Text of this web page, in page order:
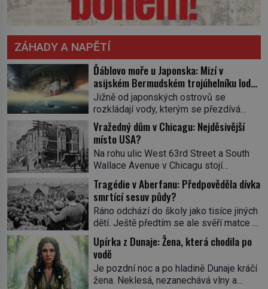
ZÁHADY A NAPĚTÍ
Ďáblovo moře u Japonska: Mizí v
asijském Bermudském trojúhelníku lodě
ve spárech neznámé síly?
Jižně od japonských ostrovů se
rozkládají vody, kterým se přezdívá
Ďáblovo moře. Vypráví se o lodích
mizejících beze stopy, podivných
světlech, zrádných proudech i mořských
dracích, kteří měli tyto končiny střežit už
v dávných legendách. Je tichomořský
Dračí trojúhelník skutečně prokletým
místem, nebo se zde jen nebezpečná
příroda proměnila v jednu z
nejpůsobivějších námořních záhad? […]
Vražedný dům v Chicagu: Nejděsivější
místo USA?
Na rohu ulic West 63rd Street a South
Wallace Avenue v Chicagu stojí
nenápadná pošta. Nemá žádný speciální
nápis ani pamětní desku. A přesto prý
místní zaměstnanci neradi chodí do
sklepa. Právě tady totiž sídlil sériový
vrah H. H. Holmes a také
nejpropracovanější past na lidi
v dějinách americké kriminalistiky.
Herman Webster Mudgett (1861–1896)
přijíždí […]
Tragédie v Aberfanu: Předpověděla dívka
smrtící sesuv půdy?
Ráno odchází do školy jako tisíce jiných
dětí. Ještě předtím se ale svěří matce s
podivným snem. Ve škole, kterou dobře
zná, tentokrát nevidí budovu ani
spolužáky. Místo nich se před ní tyčí
cosi temného. O několik hodin později je
mrtvá. Mohla devítiletá Zahlédla vlastní
Upírka z Dunaje: Žena, která chodila po
vodě
Je pozdní noc a po hladině Dunaje kráčí
žena. Neklesá, nezanechává vlny a